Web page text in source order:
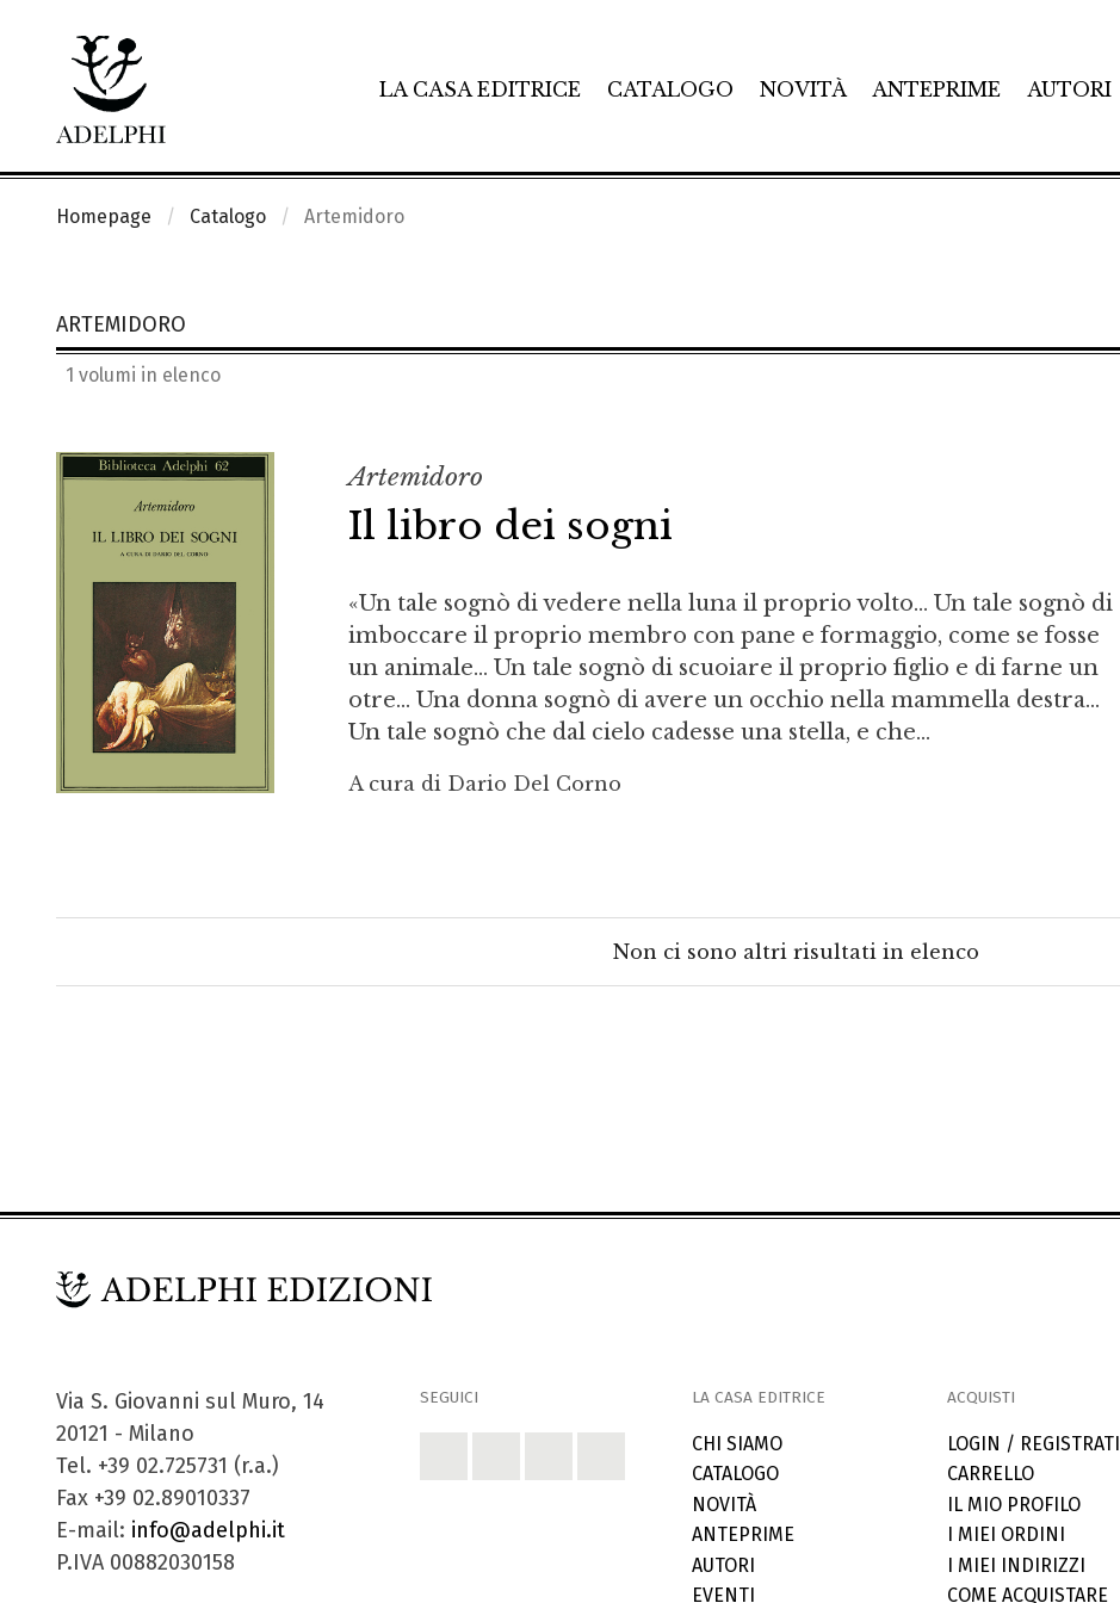
LA CASA EDITRICE CATALOGO NOVITÀ ANTEPRIME AUTORI
Homepage Catalogo Artemidoro
ARTEMIDORO
1 volumi in elenco
Artemidoro
Il libro dei sogni
«Un tale sognò di vedere nella luna il proprio volto... Un tale sognò di
imboccare il proprio membro con pane e formaggio, come se fosse
un animale... Un tale sognò di scuoiare il proprio figlio e di farne un
otre... Una donna sognò di avere un occhio nella mammella destra...
Un tale sognò che dal cielo cadesse una stella, e che...
A cura di Dario Del Corno
Non ci sono altri risultati in elenco
Via S. Giovanni sul Muro, 14
20121 - Milano
Tel. +39 02.725731 (r.a.)
Fax +39 02.89010337
E-mail: info@adelphi.it
P.IVA 00882030158
SEGUICI LA CASA EDITRICE
CHI SIAMO
CATALOGO
NOVITÀ
ANTEPRIME
AUTORI
EVENTI
ACQUISTI
LOGIN / REGISTRATI
CARRELLO
IL MIO PROFILO
I MIEI ORDINI
I MIEI INDIRIZZI
COME ACQUISTARE